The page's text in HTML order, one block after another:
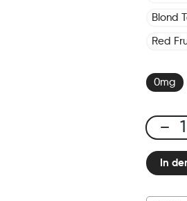
Blond
Red
0mg
Click
Puff
Pod
In